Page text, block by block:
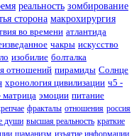
реальность зомбирование
сторона макрохирургия
во времени атлантида
чакры искусство
изобилие болталка
отношений пирамиды Солнце
хронология цивилизации ч5 -
матрица эмоции питание
фракталы отношения россия
души высшая реальность краткие